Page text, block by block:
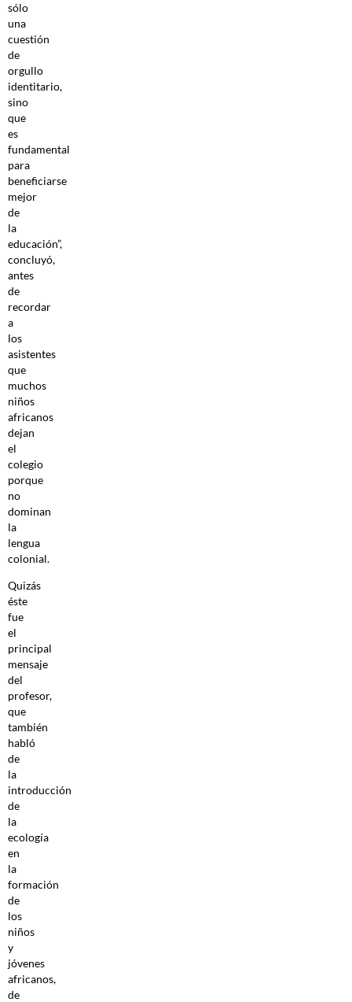
sólo
una
cuestión
de
orgullo
identitario,
sino
que
es
fundamental
para
beneficiarse
mejor
de
la
educación”,
concluyó,
antes
de
recordar
a
los
asistentes
que
muchos
niños
africanos
dejan
el
colegio
porque
no
dominan
la
lengua
colonial.
Quizás
éste
fue
el
principal
mensaje
del
profesor,
que
también
habló
de
la
introducción
de
la
ecología
en
la
formación
de
los
niños
y
jóvenes
africanos,
de